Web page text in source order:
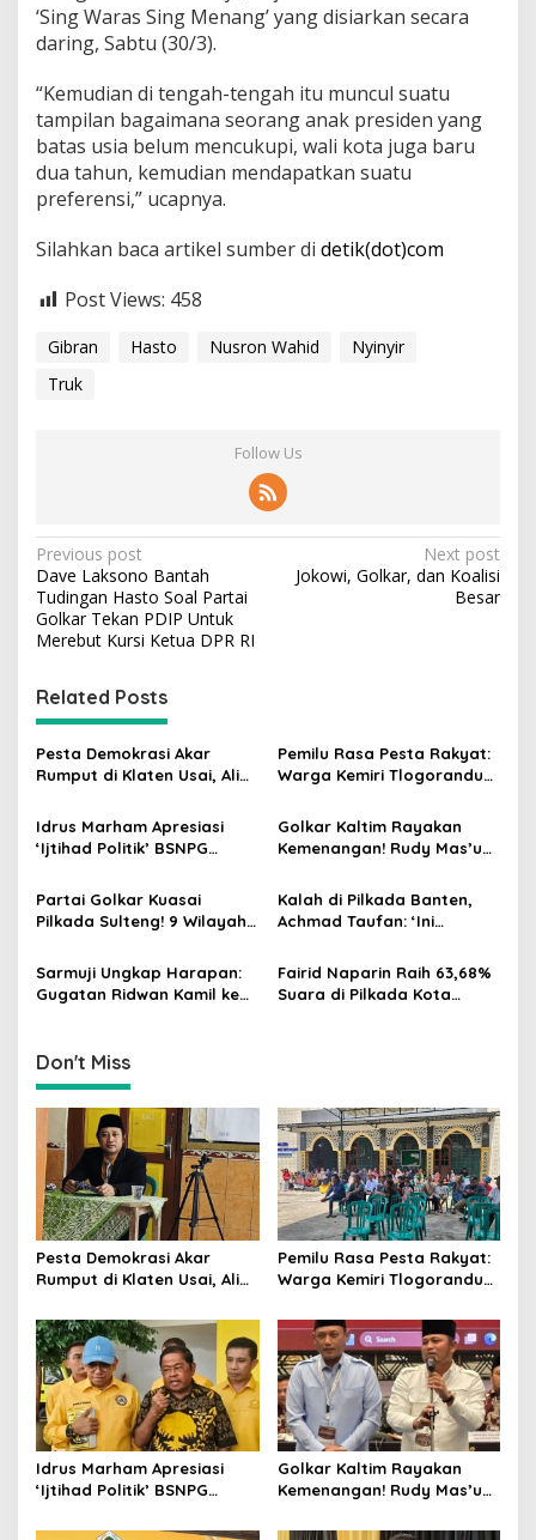
d
a
n
y
i
n
y
i
r
‘Sing Waras Sing Menang’ yang disiarkan secara
daring, Sabtu (30/3).
“Kemudian di tengah-tengah itu muncul suatu
tampilan bagaimana seorang anak presiden yang
batas usia belum mencukupi, wali kota juga baru
dua tahun, kemudian mendapatkan suatu
preferensi,” ucapnya.
Silahkan baca artikel sumber di detik(dot)com
Post Views: 458
Gibran Hasto Nusron Wahid
Nyinyir
Truk
Follow Us
P
o
s
t
n
a
v
i
g
a
t
i
o
n
Previous post
Dave Laksono Bantah
Tudingan Hasto Soal Partai
Golkar Tekan PDIP Untuk
Merebut Kursi Ketua DPR RI
Next post
Jokowi, Golkar, dan Koalisi
Besar
Related Posts
Pesta Demokrasi Akar
Rumput di Klaten Usai, Alim
Kursi Ketua RW 04 Kemiri
Pemilu Rasa Pesta Rakyat:
Warga Kemiri Tlogorandu
Demokratis, Rebutan Door
Prize Menarik!
Idrus Marham Apresiasi
‘Ijtihad Politik’ BSNPG
Agar Rakyat Jadi Aktor
Utama di Pemilu!
Golkar Kaltim Rayakan
Kemenangan! Rudy Mas’ud-
MK Tegaskan Hasil Pilgub
Partai Golkar Kuasai
Pilkada Sulteng! 9 Wilayah
Hanya 4
Kalah di Pilkada Banten,
Achmad Taufan: ‘Ini
Saatnya Strategi Bangkit
untuk 2029!
Sarmuji Ungkap Harapan:
Gugatan Ridwan Kamil ke
Fairid Naparin Raih 63,68%
Suara di Pilkada Kota
Don't Miss
Pesta Demokrasi Akar
Rumput di Klaten Usai, Alim
Kursi Ketua RW 04 Kemiri
Pemilu Rasa Pesta Rakyat:
Warga Kemiri Tlogorandu
Demokratis, Rebutan Door
Prize Menarik!
Idrus Marham Apresiasi
‘Ijtihad Politik’ BSNPG
Agar Rakyat Jadi Aktor
Golkar Kaltim Rayakan
Kemenangan! Rudy Mas’ud-
MK Tegaskan Hasil Pilgub